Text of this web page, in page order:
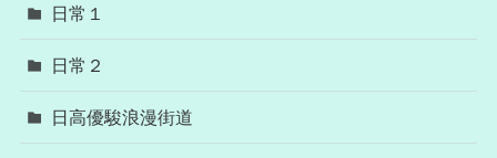
日常１
日常２
日高優駿浪漫街道